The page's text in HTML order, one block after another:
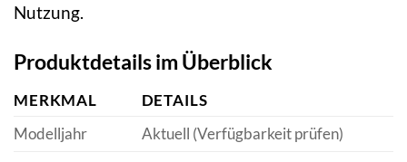
Nutzung.
Produktdetails im Überblick
MERKMAL
DETAILS
Modelljahr
Aktuell (Verfügbarkeit prüfen)